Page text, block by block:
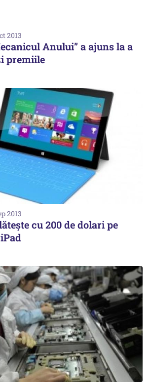
2013
Anului” a ajuns la a
premiile
2013
cu 200 de dolari pe